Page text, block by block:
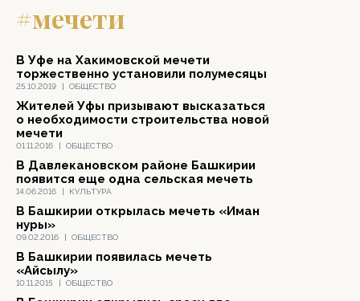
#мечети
25.10.2019 | ОБЩЕСТВО
В Уфе на Хакимовской мечети
торжественно установили полумесяцы
01.11.2016 | ОБЩЕСТВО
Жителей Уфы призывают высказаться
о необходимости строительства новой
мечети
14.06.2016 | КУЛЬТУРА
В Давлекановском районе Башкирии
появится еще одна сельская мечеть
09.02.2016 | ОБЩЕСТВО
В Башкирии открылась мечеть «Иман
нуры»
10.11.2015 | ОБЩЕСТВО
В Башкирии появилась мечеть
«Айсылу»